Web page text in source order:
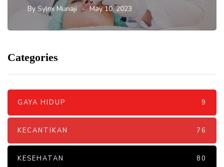
By Sylmi Munaji May 10, 2023
Categories
GAYA HIDUP 9
KECANTIKAN 76
KESEHATAN 80